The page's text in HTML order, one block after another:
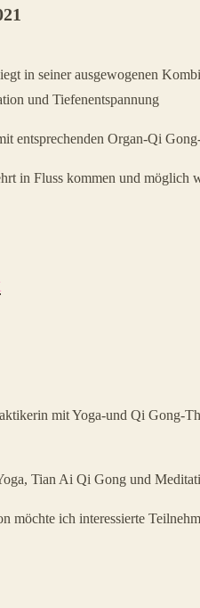
in seiner ausgewogenen
und Tiefenentspannung
entsprechenden Organ-Qi
in Fluss kommen und
mit Yoga-und Qi Gong-
Tian Ai Qi Gong und
möchte ich interessierte